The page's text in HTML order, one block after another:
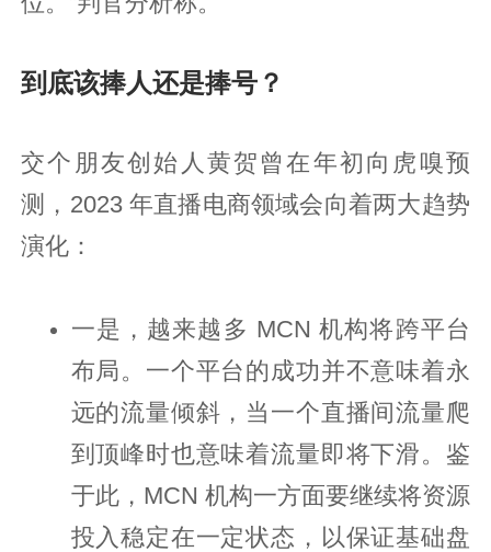
到底该捧人还是捧号？
交个朋友创始人黄贺曾在年初向虎嗅预
测，2023 年直播电商领域会向着两大趋势
演化：
一是，越来越多 MCN 机构将跨平台
布局。一个平台的成功并不意味着永
远的流量倾斜，当一个直播间流量爬
到顶峰时也意味着流量即将下滑。鉴
于此，MCN 机构一方面要继续将资源
投入稳定在一定状态，以保证基础盘